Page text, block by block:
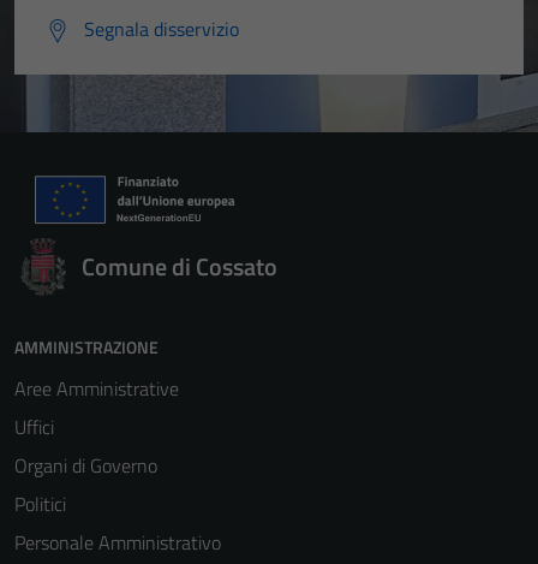
Segnala disservizio
Comune di Cossato
AMMINISTRAZIONE
Aree Amministrative
Uffici
Organi di Governo
Politici
Personale Amministrativo